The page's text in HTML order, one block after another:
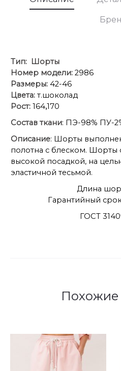
Тип:
Шорты
Номер модели: 2986
Размеры: 42-46
Цвета: т.шоколад
Рост: 164,170
Состав ткани: ПЭ-98% ПУ-
Описание: Шорты
полотна с блеском. Шорты
высокой посадкой, на
эластичной тесьмой.
Длина
Гарантийный
ГОСТ
Похожие